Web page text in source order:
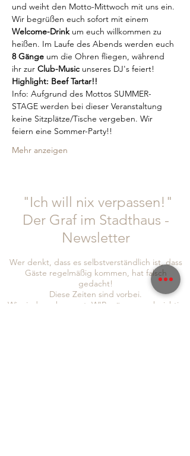
und weiht den Motto-Mittwoch mit uns ein.
Wir begrüßen euch sofort mit einem
Welcome-Drink um euch willkommen zu
heißen. Im Laufe des Abends werden euch
8 Gänge um die Ohren fliegen, während
ihr zur Club-Music unseres DJ's feiert!
Highlight: Beef Tartar!!
Info: Aufgrund des Mottos SUMMER-
STAGE werden bei dieser Veranstaltung
keine Sitzplätze/Tische vergeben. Wir
feiern eine Sommer-Party!!
Mehr anzeigen
"Ich will nix verpassen!"
Der Graf im Stadthaus -
Newsletter
Wer denkt, dass es selbstverständlich ist, dass
Gäste regelmäßig kommen, hat falsch
gedacht!
Diese Zeiten sind vorbei.
Wir sind uns bewusst: WIR müssen euch richtig